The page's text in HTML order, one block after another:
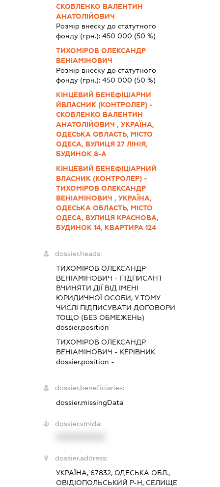
СКОБЛЕНКО ВАЛЕНТИН
АНАТОЛІЙОВИЧ
Розмір внеску до статутного
фонду (грн.): 450 000 (50 %)
ТИХОМІРОВ ОЛЕКСАНДР
ВЕНІАМІНОВИЧ
Розмір внеску до статутного
фонду (грн.): 450 000 (50 %)
КІНЦЕВИЙ БЕНЕФІЦІАРНИ
ЙВЛАСНИК (КОНТРОЛЕР) -
СКОБЛЕНКО ВАЛЕНТИН
АНАТОЛІЙОВИЧ , УКРАЇНА,
ОДЕСЬКА ОБЛАСТЬ, МІСТО
ОДЕСА, ВУЛИЦЯ 27 ЛІНІЯ,
БУДИНОК 8-А
КІНЦЕВИЙ БЕНЕФІЦІАРНИЙ
ВЛАСНИК (КОНТРОЛЕР) -
ТИХОМІРОВ ОЛЕКСАНДР
ВЕНІАМІНОВИЧ , УКРАЇНА,
ОДЕСЬКА ОБЛАСТЬ, МІСТО
ОДЕСА, ВУЛИЦЯ КРАСНОВА,
БУДИНОК 14, КВАРТИРА 124
dossier.heads:
ТИХОМІРОВ ОЛЕКСАНДР
ВЕНІАМІНОВИЧ - ПІДПИСАНТ
ВЧИНЯТИ ДІЇ ВІД ІМЕНІ
ЮРИДИЧНОЇ ОСОБИ, У ТОМУ
ЧИСЛІ ПІДПИСУВАТИ ДОГОВОРИ
ТОЩО (БЕЗ ОБМЕЖЕНЬ)
dossier.position -
ТИХОМІРОВ ОЛЕКСАНДР
ВЕНІАМІНОВИЧ - КЕРІВНИК
dossier.position -
dossier.beneficiaries:
dossier.missingData
dossier.smida:
dossier.address:
УКРАЇНА, 67832, ОДЕСЬКА ОБЛ.,
ОВІДІОПОЛЬСЬКИЙ Р-Н, СЕЛИЩЕ